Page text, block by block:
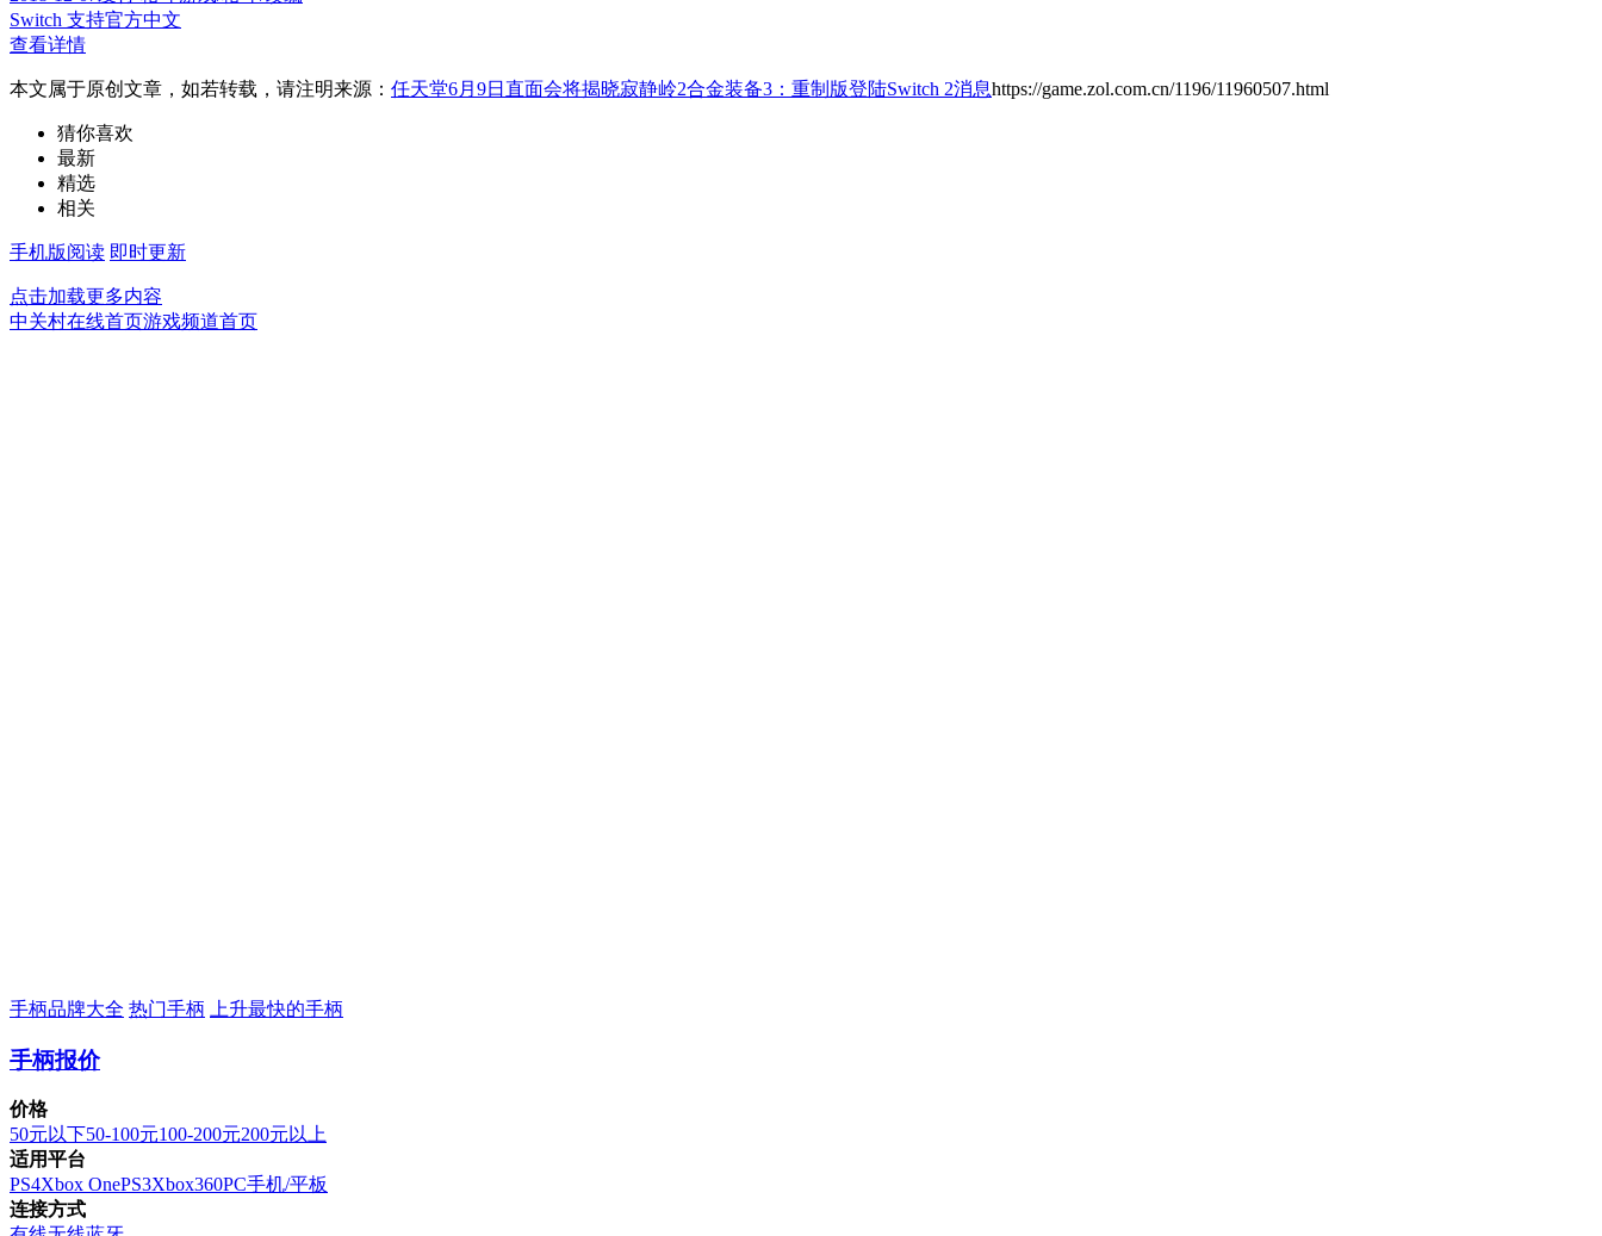
Switch 支持官方中文
查看详情
本文属于原创文章，如若转载，请注明来源： 任天堂6月9日直面会将揭晓寂静岭2合金装备3：重制版登陆Switch 2消息https://game.zol.com.cn/1196/11960507.html
猜你喜欢
最新
精选
相关
手机版阅读 即时更新
点击加载更多内容
中关村在线首页游戏频道首页
手柄品牌大全 热门手柄 上升最快的手柄
手柄报价
价格
50元以下50-100元100-200元200元以上
适用平台
PS4Xbox OnePS3Xbox360PC手机/平板
连接方式